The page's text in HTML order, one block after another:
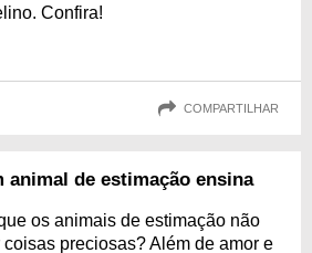
Confira!
COMPARTILHAR
animal de estimação ensina
os animais de estimação não
preciosas? Além de amor e